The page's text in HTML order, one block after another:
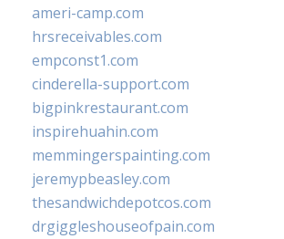
ameri-camp.com
hrsreceivables.com
empconst1.com
cinderella-support.com
bigpinkrestaurant.com
inspirehuahin.com
memmingerspainting.com
jeremypbeasley.com
thesandwichdepotcos.com
drgiggleshouseofpain.com